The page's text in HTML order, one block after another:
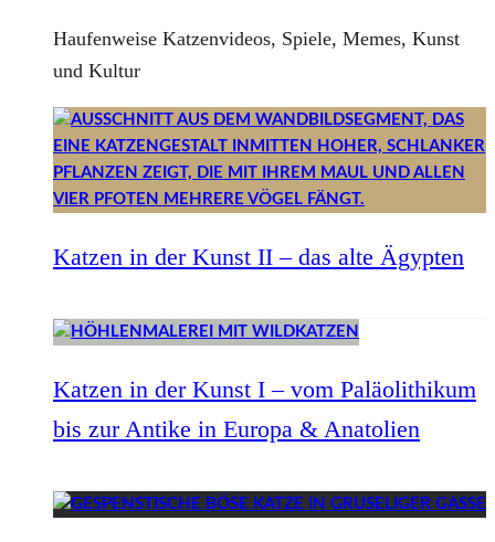
Haufenweise Katzenvideos, Spiele, Memes, Kunst
und Kultur
Katzen in der Kunst II – das alte Ägypten
Katzen in der Kunst I – vom Paläolithikum
bis zur Antike in Europa & Anatolien